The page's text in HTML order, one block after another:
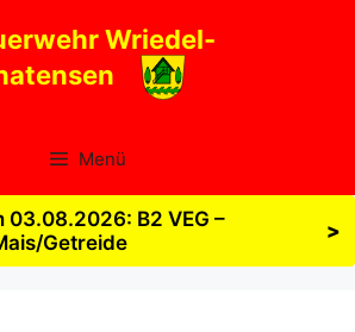
Wriedel-
Menü
03.08.2026: B2 VEG –
Getreide
>